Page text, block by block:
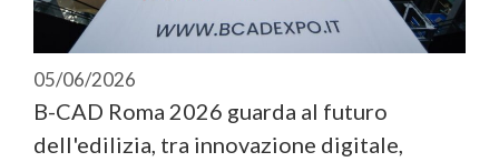
05/06/2026
B-CAD Roma 2026 guarda al futuro
dell'edilizia, tra innovazione digitale,